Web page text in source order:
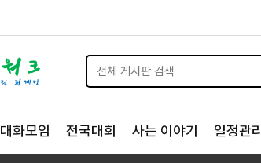
대화모임 전국대회 사는 이야기 일정관리